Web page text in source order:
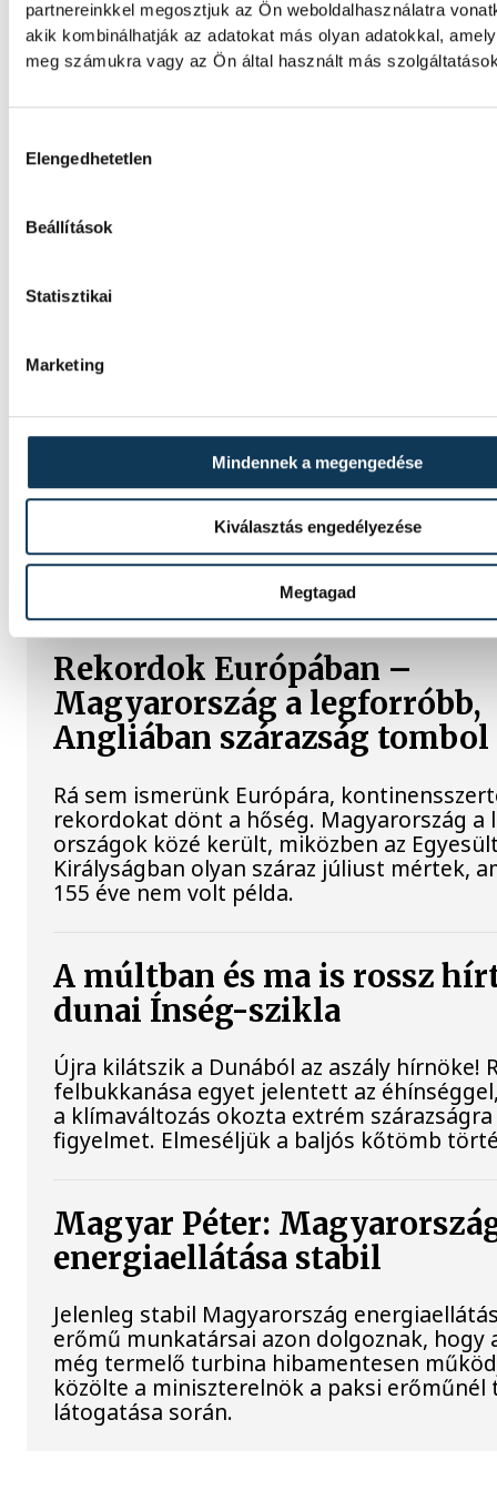
partnereinkkel megosztjuk az Ön weboldalhasználatra
akik kombinálhatják az adatokat más olyan adatokkal,
meg számukra vagy az Ön által használt más
Elengedhetetlen
Beállítások
Statisztikai
Marketing
Mindennek a megengedése
Kiválasztás engedélyezése
Megtagad
blokkok működéséért, arra figyelmeztet:
olyan üzemállapotban van, amelyre
tervezték.
hogy jövő kedden legyen az
jövő kedden válassza meg az új
Valami óriási csapódott a
ma reggel
Rendhagyó esemény zajlott le kedden
idő szerint 8:35 körül a Hold felszínébe
SpaceX egyik Falcon–9 rakétájának felső
becsapódást a Földről szabad szemmel
látni, a szakemberek azonban
Rekordok Európában –
Magyarország a legforróbb,
Angliában szárazság tombol
Rá sem ismerünk Európára,
rekordokat dönt a hőség. Magyarország
országok közé került, miközben az
Királyságban olyan száraz júliust mértek,
155 éve nem volt példa.
A múltban és ma is rossz
dunai Ínség-szikla
Újra kilátszik a Dunából az aszály hírnöke!
felbukkanása egyet jelentett az
a klímaváltozás okozta extrém
figyelmet. Elmeséljük a baljós kőtömb
Magyar Péter:
energiaellátása stabil
Jelenleg stabil Magyarország
erőmű munkatársai azon dolgoznak, hogy
még termelő turbina hibamentesen
közölte a miniszterelnök a paksi
látogatása során.